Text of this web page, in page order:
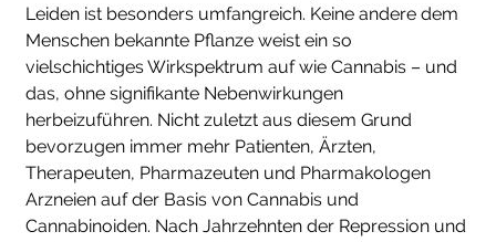
Leiden ist besonders umfangreich. Keine andere dem
Menschen bekannte Pflanze weist ein so
vielschichtiges Wirkspektrum auf wie Cannabis – und
das, ohne signifikante Nebenwirkungen
herbeizuführen. Nicht zuletzt aus diesem Grund
bevorzugen immer mehr Patienten, Ärzten,
Therapeuten, Pharmazeuten und Pharmakologen
Arzneien auf der Basis von Cannabis und
Cannabinoiden. Nach Jahrzehnten der Repression und